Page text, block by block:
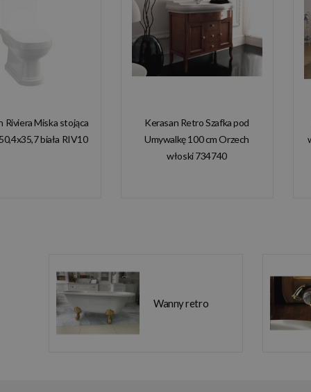
Riviera Miska stojąca
biała RIV10
Kerasan Retro Szafka pod
Umywalkę 100 cm Orzech
włoski 734740
Wanny retro